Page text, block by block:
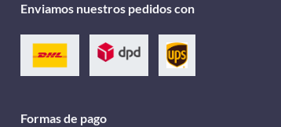
Enviamos nuestros pedidos con
Formas de pago